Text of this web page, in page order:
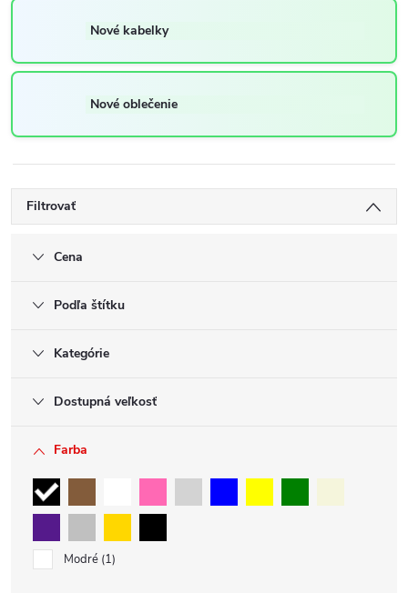
Nové kabelky
Nové oblečenie
Filtrovať
Cena
Podľa štítku
Kategórie
Dostupná veľkosť
Farba
Modré 1